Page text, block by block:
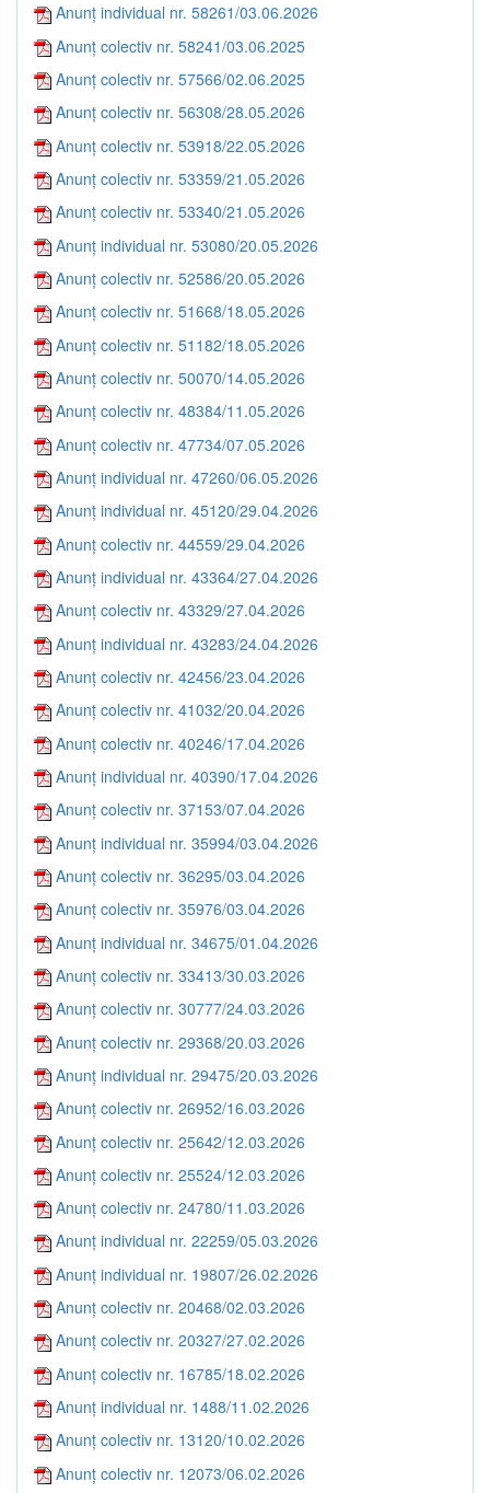
Anunț individual nr. 58261/03.06.2026
Anunț colectiv nr. 58241/03.06.2025
Anunț colectiv nr. 57566/02.06.2025
Anunț colectiv nr. 56308/28.05.2026
Anunț colectiv nr. 53918/22.05.2026
Anunț colectiv nr. 53359/21.05.2026
Anunț colectiv nr. 53340/21.05.2026
Anunț individual nr. 53080/20.05.2026
Anunț colectiv nr. 52586/20.05.2026
Anunț colectiv nr. 51668/18.05.2026
Anunț colectiv nr. 51182/18.05.2026
Anunț colectiv nr. 50070/14.05.2026
Anunț colectiv nr. 48384/11.05.2026
Anunț colectiv nr. 47734/07.05.2026
Anunț individual nr. 47260/06.05.2026
Anunț individual nr. 45120/29.04.2026
Anunț colectiv nr. 44559/29.04.2026
Anunț individual nr. 43364/27.04.2026
Anunț colectiv nr. 43329/27.04.2026
Anunț individual nr. 43283/24.04.2026
Anunț colectiv nr. 42456/23.04.2026
Anunț colectiv nr. 41032/20.04.2026
Anunț colectiv nr. 40246/17.04.2026
Anunț individual nr. 40390/17.04.2026
Anunț colectiv nr. 37153/07.04.2026
Anunț individual nr. 35994/03.04.2026
Anunț colectiv nr. 36295/03.04.2026
Anunț colectiv nr. 35976/03.04.2026
Anunț individual nr. 34675/01.04.2026
Anunț colectiv nr. 33413/30.03.2026
Anunț colectiv nr. 30777/24.03.2026
Anunț colectiv nr. 29368/20.03.2026
Anunț individual nr. 29475/20.03.2026
Anunț colectiv nr. 26952/16.03.2026
Anunț colectiv nr. 25642/12.03.2026
Anunț colectiv nr. 25524/12.03.2026
Anunț colectiv nr. 24780/11.03.2026
Anunț individual nr. 22259/05.03.2026
Anunț individual nr. 19807/26.02.2026
Anunț colectiv nr. 20468/02.03.2026
Anunț colectiv nr. 20327/27.02.2026
Anunț colectiv nr. 16785/18.02.2026
Anunț individual nr. 1488/11.02.2026
Anunț colectiv nr. 13120/10.02.2026
Anunț colectiv nr. 12073/06.02.2026